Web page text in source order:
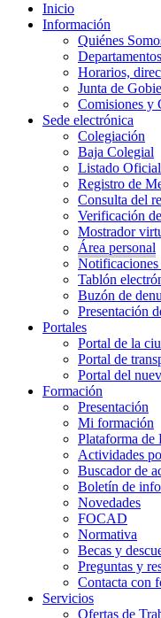
Inicio
Información
Quiénes
Departamentos
Horarios,
Junta de
Comisiones y
Sede electrónica
Colegiación
Baja Colegial
Listado Oficial
Registro de
Consulta del
Verificación
Mostrador
Área personal
Notificaciones
Tablón
Buzón de
Presentación
Portales
Portal de la
Portal de
Portal del
Formación
Presentación
Mi formación
Plataforma de
Actividades
Buscador de
Boletín de
Novedades
FOCAD
Normativa
Becas y
Preguntas y
Contacta con
Servicios
Ofertas de